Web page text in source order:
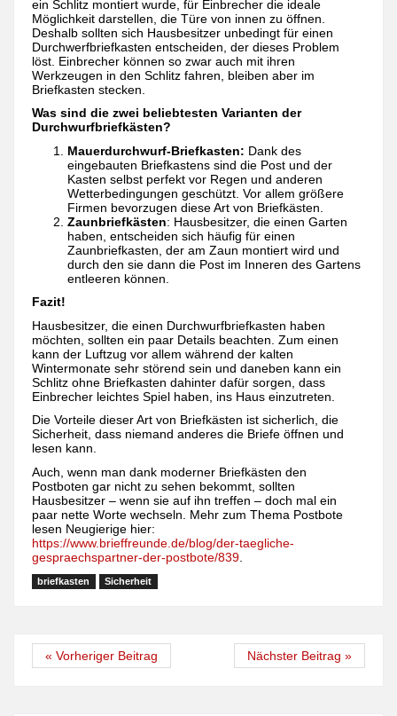
ein Schlitz montiert wurde, für Einbrecher die ideale
Möglichkeit darstellen, die Türe von innen zu öffnen.
Deshalb sollten sich Hausbesitzer unbedingt für einen
Durchwerfbriefkasten entscheiden, der dieses Problem
löst. Einbrecher können so zwar auch mit ihren
Werkzeugen in den Schlitz fahren, bleiben aber im
Briefkasten stecken.
Was sind die zwei beliebtesten Varianten der
Durchwurfbriefkästen?
Mauerdurchwurf-Briefkasten: Dank des
eingebauten Briefkastens sind die Post und der
Kasten selbst perfekt vor Regen und anderen
Wetterbedingungen geschützt. Vor allem größere
Firmen bevorzugen diese Art von Briefkästen.
Zaunbriefkästen: Hausbesitzer, die einen Garten
haben, entscheiden sich häufig für einen
Zaunbriefkasten, der am Zaun montiert wird und
durch den sie dann die Post im Inneren des Gartens
entleeren können.
Fazit!
Hausbesitzer, die einen Durchwurfbriefkasten haben
möchten, sollten ein paar Details beachten. Zum einen
kann der Luftzug vor allem während der kalten
Wintermonate sehr störend sein und daneben kann ein
Schlitz ohne Briefkasten dahinter dafür sorgen, dass
Einbrecher leichtes Spiel haben, ins Haus einzutreten.
Die Vorteile dieser Art von Briefkästen ist sicherlich, die
Sicherheit, dass niemand anderes die Briefe öffnen und
lesen kann.
Auch, wenn man dank moderner Briefkästen den
Postboten gar nicht zu sehen bekommt, sollten
Hausbesitzer – wenn sie auf ihn treffen – doch mal ein
paar nette Worte wechseln. Mehr zum Thema Postbote
lesen Neugierige hier:
https://www.brieffreunde.de/blog/der-taegliche-
gespraechspartner-der-postbote/839
briefkasten Sicherheit
« Vorheriger Beitrag Nächster Beitrag »